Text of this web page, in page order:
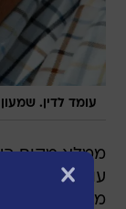
עומד לדין.
ממלא מקום
עו"ד רונן
מכבי תל אביב